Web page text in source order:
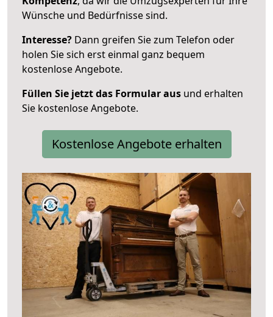
Wünsche und Bedürfnisse sind.
Interesse? Dann greifen Sie zum Telefon oder
holen Sie sich erst einmal ganz bequem
kostenlose Angebote.
Füllen Sie jetzt das Formular aus und erhalten
Sie kostenlose Angebote.
Kostenlose Angebote erhalten